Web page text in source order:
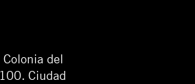
del
Ciudad